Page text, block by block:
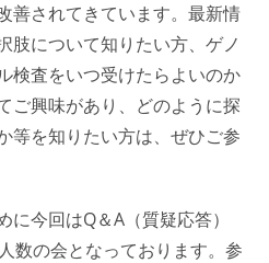
善されてきています。最新情
肢について知りたい方、ゲノ
検査をいつ受けたらよいのか
ご興味があり、どのように探
等を知りたい方は、ぜひご参
に今回はQ＆A （質疑応答）
数の会となっております。参